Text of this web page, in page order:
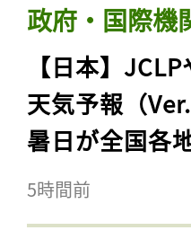
政府・国際機
【日本】
天気予報（
暑日が全国各
5時間前